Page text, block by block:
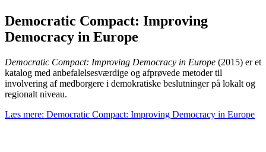
Democratic Compact: Improving
Democracy in Europe
Democratic Compact: Improving Democracy in Europe (2015) er et
katalog med anbefalelsesværdige og afprøvede metoder til
involvering af medborgere i demokratiske beslutninger på lokalt og
regionalt niveau.
Læs mere: Democratic Compact: Improving Democracy in Europe